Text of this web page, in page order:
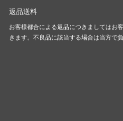
返品送料
お客様都合による返品につきましてはお
きます。不良品に該当する場合は当方で